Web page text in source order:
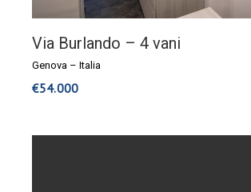
Via Burlando – 4 vani
Genova – Italia
€54.000